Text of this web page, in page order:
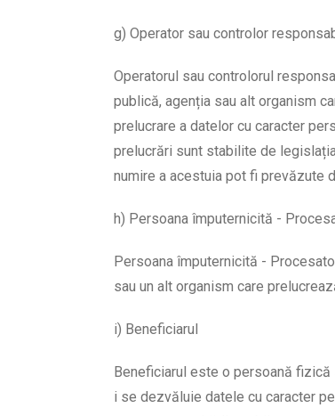
g) Operator sau controlor
Operatorul sau controlorul
publică, agenția sau alt organism
prelucrare a datelor cu caracter
prelucrări sunt stabilite de
numire a acestuia pot fi prevăzute
h) Persoana împuternicită -
Persoana împuternicită -
sau un alt organism care
i) Beneficiarul
Beneficiarul este o persoană fizică
i se dezvăluie datele cu caracter